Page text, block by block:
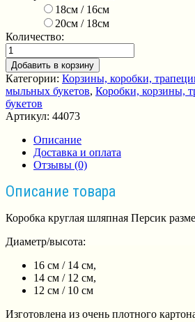
18см / 16см
20см / 18см
Количество:
Добавить в корзину
Категории: Корзины, коробки,
мыльных букетов, Коробки, корзины,
букетов
Артикул: 44073
Описание
Доставка и оплата
Отзывы (0)
Описание товара
Коробка круглая шляпная Персик
Диаметр/высота:
16 см / 14 см,
14 см / 12 см,
12 см / 10 см
Изготовлена из очень плотного